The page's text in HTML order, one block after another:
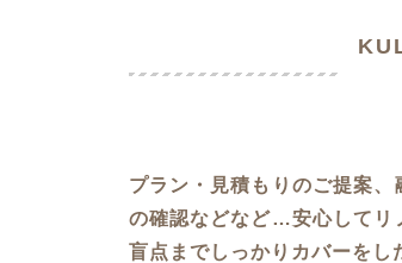
プラン・見積もりのご提案
の確認などなど…安心してリ
盲点までしっかりカバーをし